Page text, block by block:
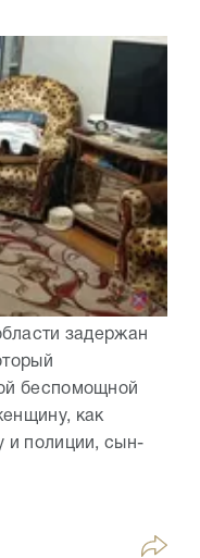
задержан
беспомощной
как
и полиции, сын-